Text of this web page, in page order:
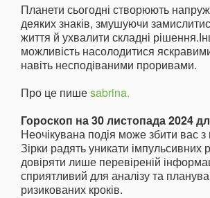
Планети сьогодні створюють
деяких знаків, змушуючи
життя й ухвалити складні
можливість насолодитися
навіть несподіваними проривами.
Про це пишеsabrina.
Гороскоп на 30 листопада 2024
Неочікувана подія може збити вас з
Зірки радять уникати імпульсивних
довіряти лише перевіреній
сприятливий для аналізу та
ризикованих кроків.